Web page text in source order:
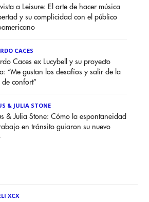
a Leisure: El arte de hacer música
y su complicidad con el público
CACES
Caces ex Lucybell y su proyecto
“Me gustan los desafíos y salir de la
confort”
& JULIA STONE
& Julia Stone: Cómo la espontaneidad
en tránsito guiaron su nuevo
XCX